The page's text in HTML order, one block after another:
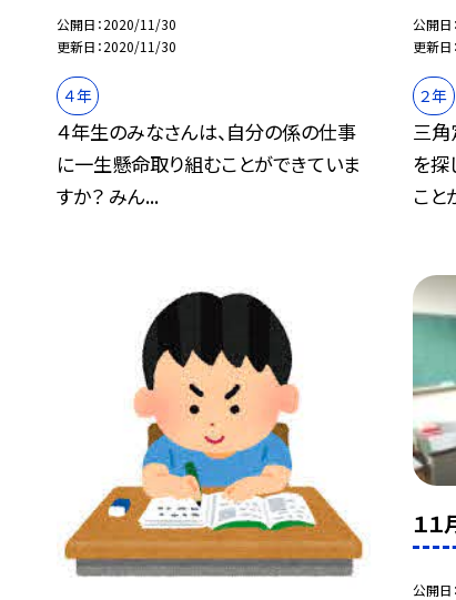
公開日 2020/11/30
更新日 2020/11/30
４年
４年生のみなさんは、自分の係の仕事
に一生懸命取り組むことができていま
すか？ みん...
公開日
更新日
２年
三角
を探
こと
１
公開日